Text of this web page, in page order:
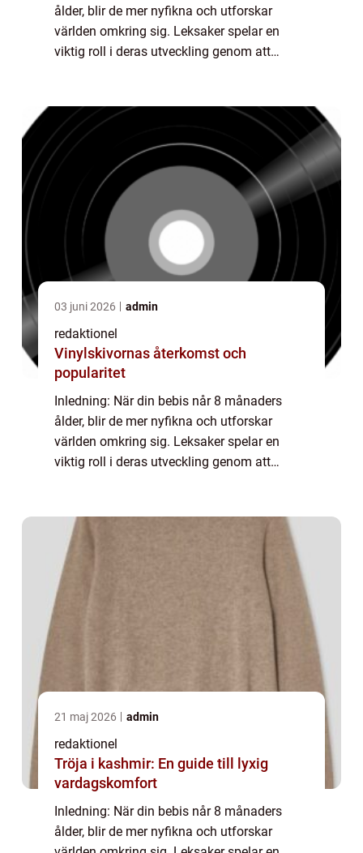
ålder, blir de mer nyfikna och utforskar
världen omkring sig. Leksaker spelar en
viktig roll i deras utveckling genom att
dig en g...
03 juni 2026 admin
redaktionel
Vinylskivornas återkomst och
popularitet
Inledning: När din bebis når 8 månaders
ålder, blir de mer nyfikna och utforskar
världen omkring sig. Leksaker spelar en
viktig roll i deras utveckling genom att
dig en g...
21 maj 2026 admin
redaktionel
Tröja i kashmir: En guide till lyxig
vardagskomfort
Inledning: När din bebis når 8 månaders
ålder, blir de mer nyfikna och utforskar